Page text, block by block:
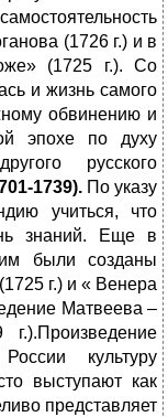
(1726 г.) и в
(1725 г.). Со
и жизнь самого
обвинению и
эпохе по духу
русского
1739). По указу
учиться, что
знаний. Еще в
были созданы
г.) и « Венера
Матвеева –
культуру
выступают как
представляет